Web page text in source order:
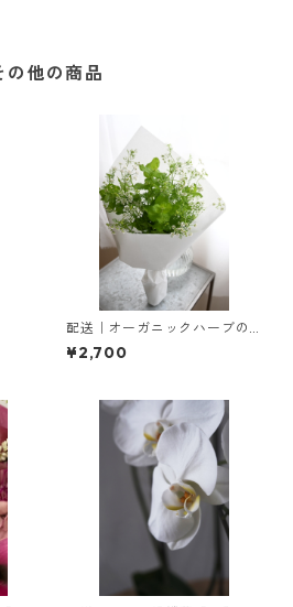
の他の商品
配送｜オーガニックハーブの
ブーケ
¥2,700